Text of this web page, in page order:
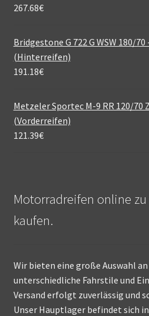
267.68€
Bridgestone G 722 G WSW 180/70
(Hinterreifen)
191.18€
Metzeler Sportec M-9 RR 120/70
(Vorderreifen)
121.39€
Motorradreifen online
kaufen.
Wir bieten eine große Auswahl
unterschiedliche Fahrstile und
Versand erfolgt zuverlässig und
Unser Hauptlager befindet sich